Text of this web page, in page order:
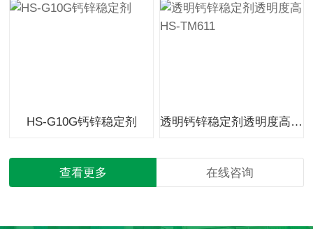
HS-G10G钙锌稳定剂 透明钙锌稳定剂透明度高HS-TM611
查看更多 在线咨询